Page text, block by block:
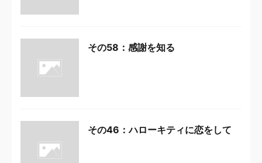
その58：感謝を知る
その46：ハローキティに恋をして